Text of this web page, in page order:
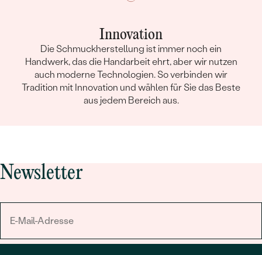
Innovation
Die Schmuckherstellung ist immer noch ein
Handwerk, das die Handarbeit ehrt, aber wir nutzen
auch moderne Technologien. So verbinden wir
Tradition mit Innovation und wählen für Sie das Beste
aus jedem Bereich aus.
Newsletter